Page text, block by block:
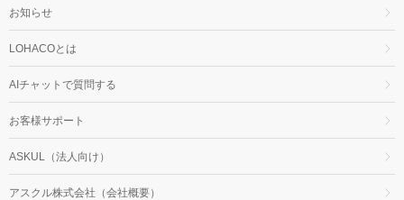
お知らせ
LOHACOとは
AIチャットで質問する
お客様サポート
ASKUL（法人向け）
アスクル株式会社（会社概要）